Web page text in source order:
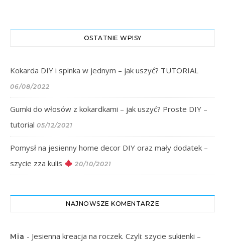
OSTATNIE WPISY
Kokarda DIY i spinka w jednym – jak uszyć? TUTORIAL
06/08/2022
Gumki do włosów z kokardkami – jak uszyć? Proste DIY –
tutorial 05/12/2021
Pomysł na jesienny home decor DIY oraz mały dodatek –
szycie zza kulis
20/10/2021
NAJNOWSZE KOMENTARZE
Mia - Jesienna kreacja na roczek. Czyli: szycie sukienki –